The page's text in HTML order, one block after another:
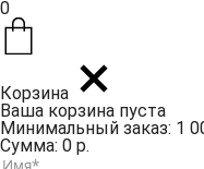
0
Корзина
Ваша корзина пуста
Минимальный заказ: 1
Сумма: 0 р.